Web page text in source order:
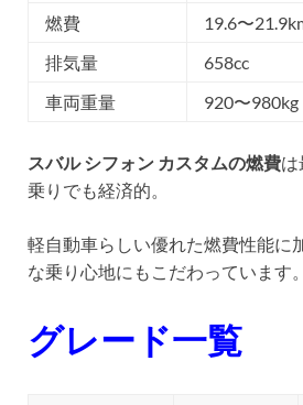
燃費
19.6〜
排気量
658cc
車両重量
920〜980kg
スバル シフォン カスタムの燃費
乗りでも経済的。
軽自動車らしい優れた燃費性能に
な乗り心地にもこだわっています。
グレード一覧